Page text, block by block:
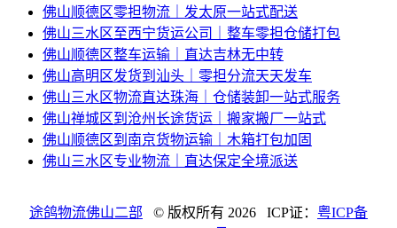
佛山顺德区零担物流｜发太原一站式配送
佛山三水区至西宁货运公司｜整车零担仓储打包
佛山顺德区整车运输｜直达吉林无中转
佛山高明区发货到汕头｜零担分流天天发车
佛山三水区物流直达珠海｜仓储装卸一站式服务
佛山禅城区到沧州长途货运｜搬家搬厂一站式
佛山顺德区到南京货物运输｜木箱打包加固
佛山三水区专业物流｜直达保定全境派送
途鸽物流佛山二部 © 版权所有 2026 ICP证： 粤ICP备